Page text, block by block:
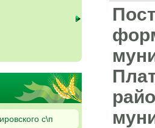
с\п